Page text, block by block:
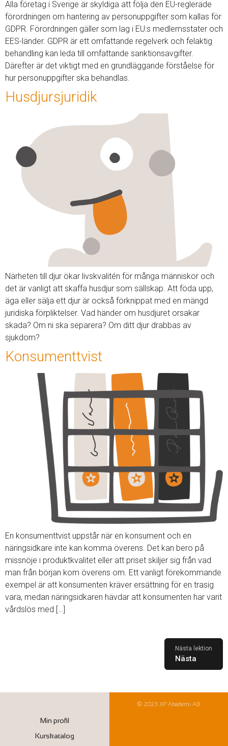
Alla företag i Sverige är skyldiga att följa den EU-reglerade
förordningen om hantering av personuppgifter som kallas för
GDPR. Förordningen gäller som lag i EU:s medlemsstater och
EES-länder. GDPR är ett omfattande regelverk och felaktig
behandling kan leda till omfattande sanktionsavgifter.
Därefter är det viktigt med en grundläggande förståelse för
hur personuppgifter ska behandlas.
Husdjursjuridik
Närheten till djur ökar livskvalitén för många människor och
det är vanligt att skaffa husdjur som sällskap. Att föda upp,
äga eller sälja ett djur är också förknippat med en mängd
juridiska förpliktelser. Vad händer om husdjuret orsakar
skada? Om ni ska separera? Om ditt djur drabbas av
sjukdom?
Konsumenttvist
En konsumenttvist uppstår när en konsument och en
näringsidkare inte kan komma överens. Det kan bero på
missnöje i produktkvalitet eller att priset skiljer sig från vad
man från början kom överens om. Ett vanligt förekommande
exempel är att konsumenten kräver ersättning för en trasig
vara, medan näringsidkaren hävdar att konsumenten har varit
vårdslös med […]
Nästa
Min profil
Kurskatalog
© 2023 JIP Akademi AB